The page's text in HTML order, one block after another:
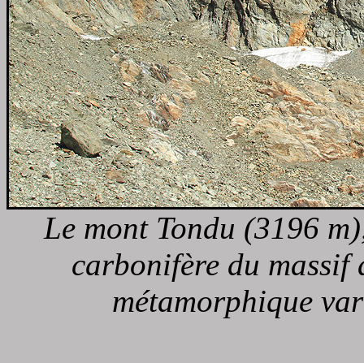
Le mont Tondu (3196
carbonifère du massif
métamorphique